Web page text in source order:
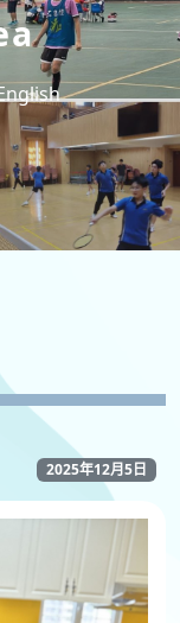
2025年12月5日